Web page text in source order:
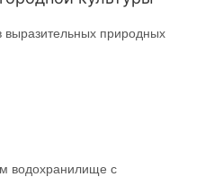
выразительных природных
водохранилище с